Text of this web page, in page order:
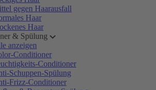
gegen Haarausfall
Haar
Haar
& Spülung
anzeigen
Conditioner
Conditioner
Schuppen-Spülung
Frizz-Conditioner